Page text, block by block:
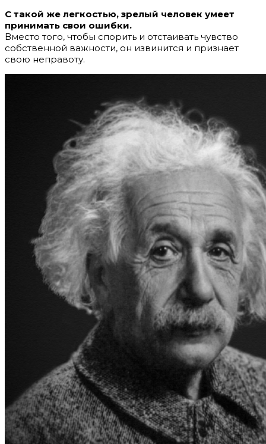
С такой же легкостью, зрелый человек умеет
принимать свои ошибки.
Вместо того, чтобы спорить и отстаивать чувство
собственной важности, он извинится и признает
свою неправоту.